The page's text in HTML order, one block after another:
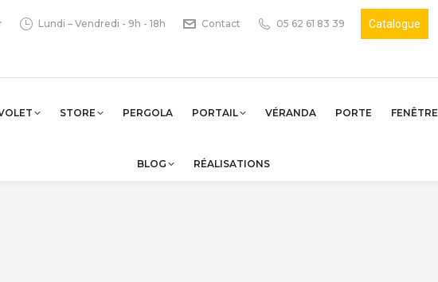
Lundi – Vendredi - 9h - 18h Contact 05 62 61 83 39 Catalogue
STORE PERGOLA PORTAIL VÉRANDA PORTE FENÊTRE
BLOG RÉALISATIONS